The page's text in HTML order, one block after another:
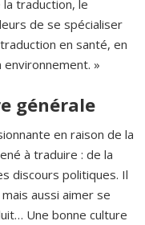
traduction, le
de se spécialiser
en santé, en
»
générale
en raison de la
à traduire : de la
discours politiques. Il
aussi aimer se
Une bonne culture